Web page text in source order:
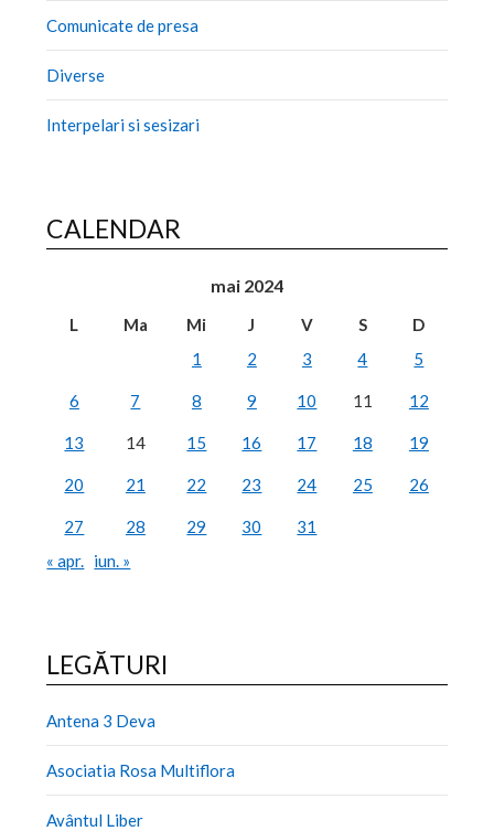
Comunicate de presa
Diverse
Interpelari si sesizari
CALENDAR
mai 2024
L Ma Mi J V S
D
1
2 3 4 5
6 7 8 9 10 11 12
13 14 15 16 17 18 19
20 21 22 23 24 25 26
27 28 29 30
31
« apr. iun. »
LEGĂTURI
Antena 3 Deva
Asociatia Rosa Multiflora
Avântul Liber